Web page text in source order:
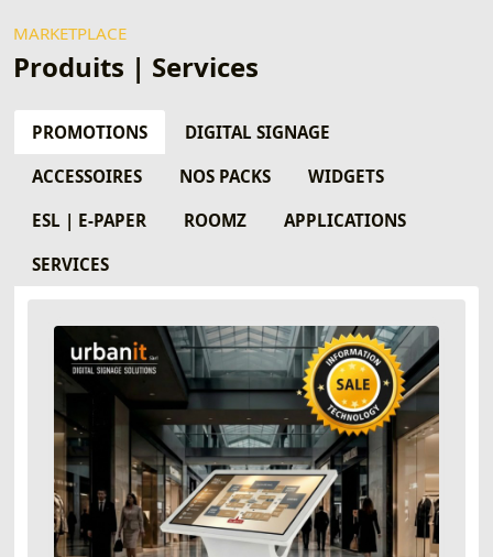
MARKETPLACE
Produits | Services
PROMOTIONS
DIGITAL SIGNAGE
ACCESSOIRES
NOS PACKS
WIDGETS
ESL | E-PAPER
ROOMZ
APPLICATIONS
SERVICES